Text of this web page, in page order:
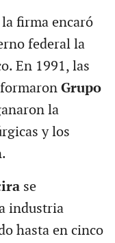
firma encaró
federal la
En 1991, las
Grupo
la
y los
se
industria
hasta en cinco